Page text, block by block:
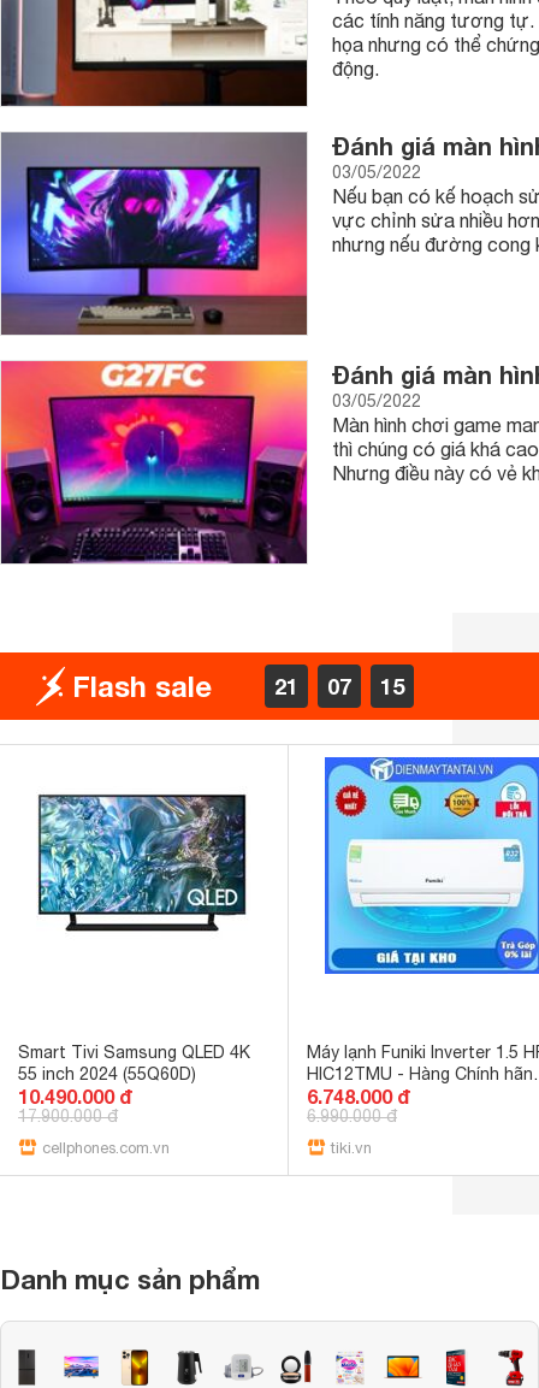
các tính năng tương
họa nhưng có thể
động.
Đánh giá màn
03/05/2022
Nếu bạn có kế hoạch
vực chỉnh sửa nhiều
nhưng nếu đường cong
Đánh giá màn
03/05/2022
Màn hình chơi game
thì chúng có giá khá
Nhưng điều này có vẻ
Flash sale 21 07 13
Smart Tivi Samsung QLED 4K
55 inch 2024 (55Q60D)
10.490.000 đ
17.900.000 đ
cellphones.com.vn
Máy lạnh Funiki Inverter 1.5
HIC12TMU - Hàng Chính
Chỉ giao HCM
6.748.000 đ
6.990.000 đ
tiki.vn
Danh mục sản phẩm